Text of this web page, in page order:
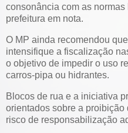
consonância com as
prefeitura em nota.
O MP ainda recomendou
intensifique a fiscalização
o objetivo de impedir o uso
carros-pipa ou hidrantes.
Blocos de rua e a iniciativa
orientados sobre a
risco de responsabilização